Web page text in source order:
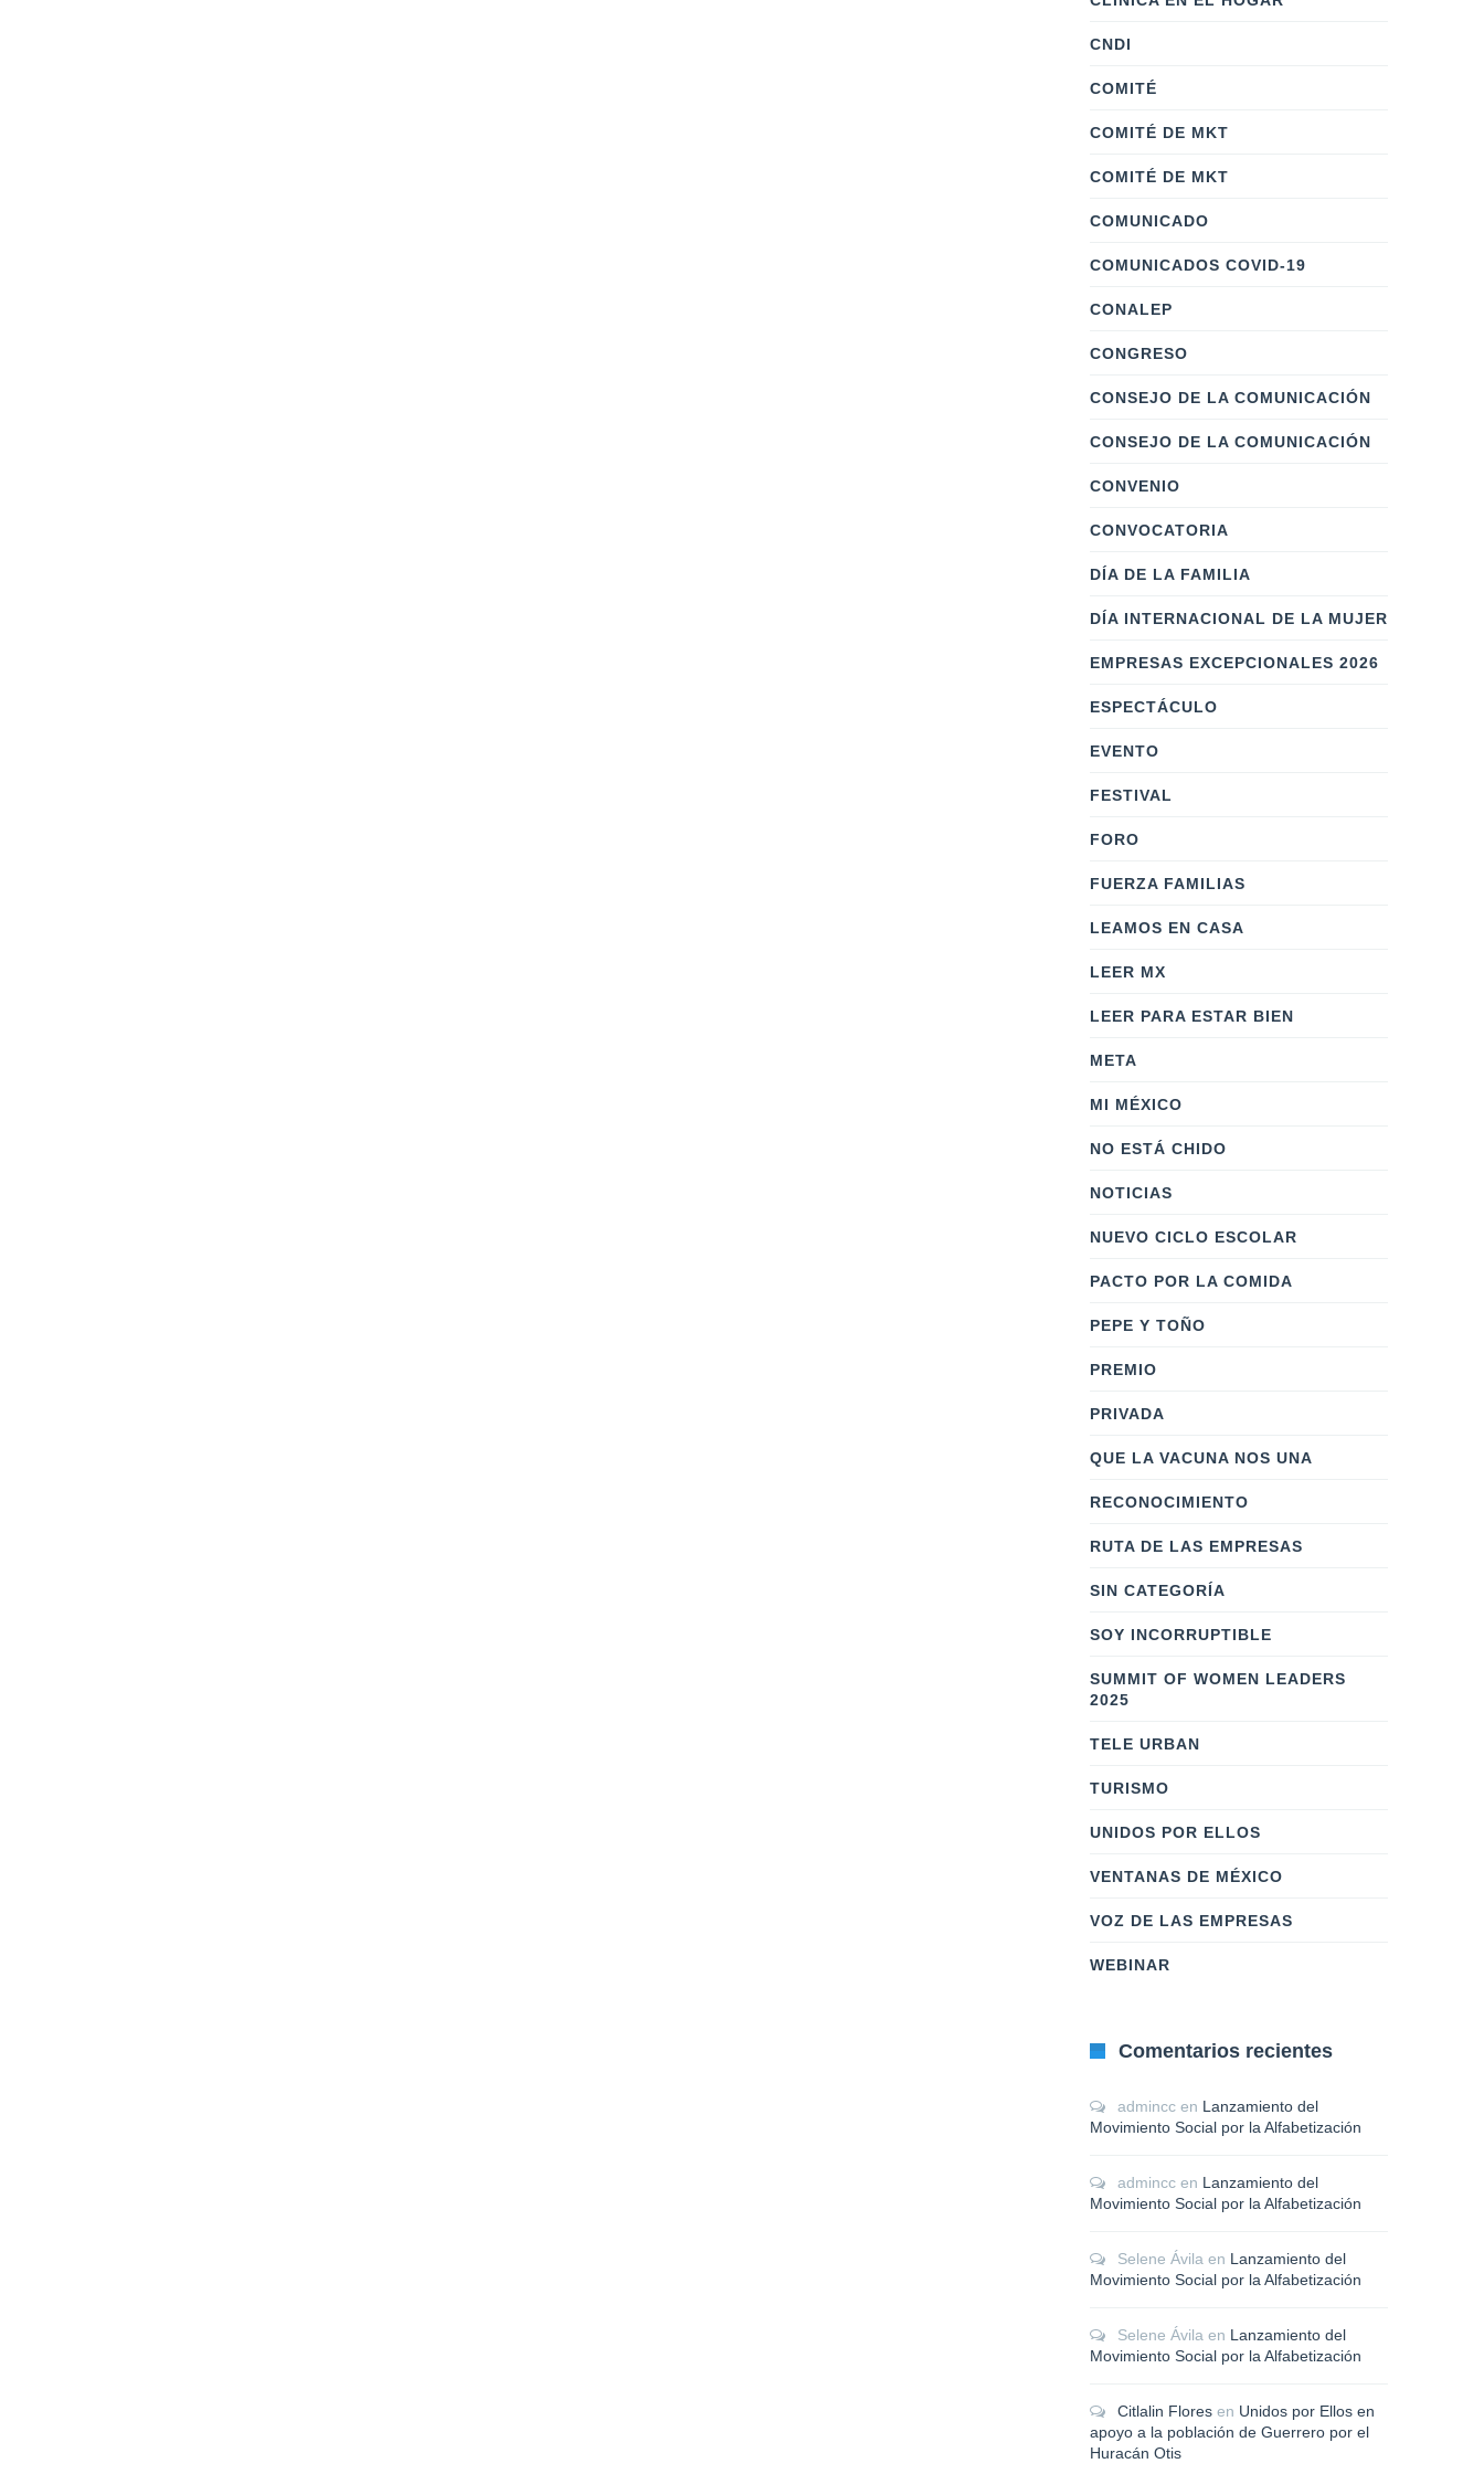
CNDI
COMITÉ
COMITÉ DE MKT
COMITÉ DE MKT
COMUNICADO
COMUNICADOS COVID-19
CONALEP
CONGRESO
CONSEJO DE LA COMUNICACIÓN
CONSEJO DE LA COMUNICACIÓN
CONVENIO
CONVOCATORIA
DÍA DE LA FAMILIA
DÍA INTERNACIONAL DE LA MUJER
EMPRESAS EXCEPCIONALES 2026
ESPECTÁCULO
EVENTO
FESTIVAL
FORO
FUERZA FAMILIAS
LEAMOS EN CASA
LEER MX
LEER PARA ESTAR BIEN
META
MI MÉXICO
NO ESTÁ CHIDO
NOTICIAS
NUEVO CICLO ESCOLAR
PACTO POR LA COMIDA
PEPE Y TOÑO
PREMIO
PRIVADA
QUE LA VACUNA NOS UNA
RECONOCIMIENTO
RUTA DE LAS EMPRESAS
SIN CATEGORÍA
SOY INCORRUPTIBLE
SUMMIT OF WOMEN LEADERS
2025
TELE URBAN
TURISMO
UNIDOS POR ELLOS
VENTANAS DE MÉXICO
VOZ DE LAS EMPRESAS
WEBINAR
Comentarios recientes
admincc en Lanzamiento del
Movimiento Social por la Alfabetización
admincc en Lanzamiento del
Movimiento Social por la Alfabetización
Selene Ávila en Lanzamiento del
Movimiento Social por la Alfabetización
Selene Ávila en Lanzamiento del
Movimiento Social por la Alfabetización
Citlalin Flores en Unidos por Ellos en
apoyo a la población de Guerrero por el
Huracán Otis